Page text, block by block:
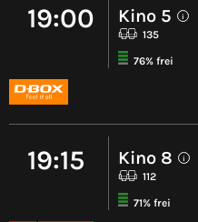
19:00 Kino 5 i
135
76% frei
19:15 Kino 8 i
112
71% frei